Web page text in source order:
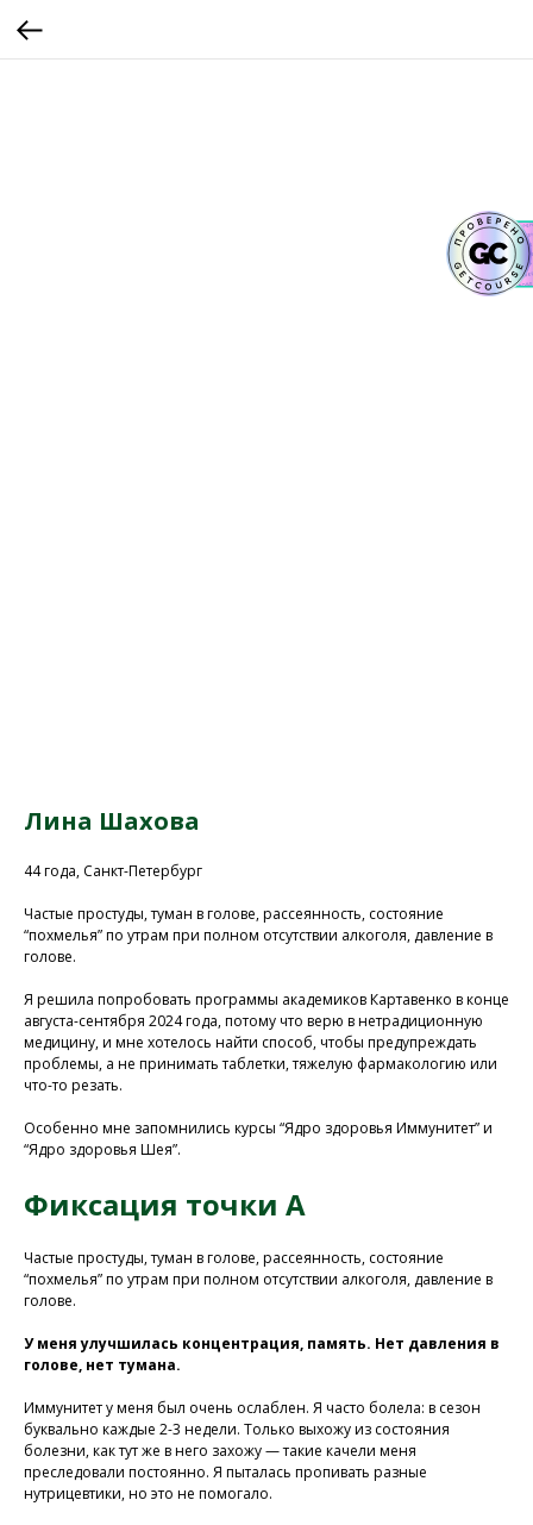
Лина Шахова
44 года, Санкт-Петербург
Частые простуды, туман в голове, рассеянность, состояние
“похмелья” по утрам при полном отсутствии алкоголя, давление в
голове.
Я решила попробовать программы академиков Картавенко в конце
августа-сентября 2024 года, потому что верю в нетрадиционную
медицину, и мне хотелось найти способ, чтобы предупреждать
проблемы, а не принимать таблетки, тяжелую фармакологию или
что-то резать.
Особенно мне запомнились курсы “Ядро здоровья Иммунитет” и
“Ядро здоровья Шея”.
Фиксация точки А
Частые простуды, туман в голове, рассеянность, состояние
“похмелья” по утрам при полном отсутствии алкоголя, давление в
голове.
У меня улучшилась концентрация, память. Нет давления в
голове, нет тумана.
Иммунитет у меня был очень ослаблен. Я часто болела: в сезон
буквально каждые 2-3 недели. Только выхожу из состояния
болезни, как тут же в него захожу — такие качели меня
преследовали постоянно. Я пыталась пропивать разные
нутрицевтики, но это не помогало.